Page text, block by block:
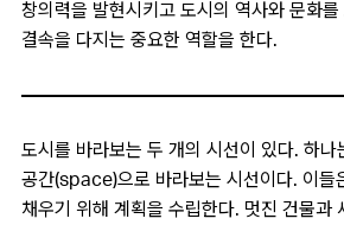
창의력을 발현시키고 도시의 역사와 문화를
결속을 다지는 중요한 역할을 한다.
도시를 바라보는 두 개의 시선이 있다. 하나
공간(space)으로 바라보는 시선이다. 이들
채우기 위해 계획을 수립한다. 멋진 건물과